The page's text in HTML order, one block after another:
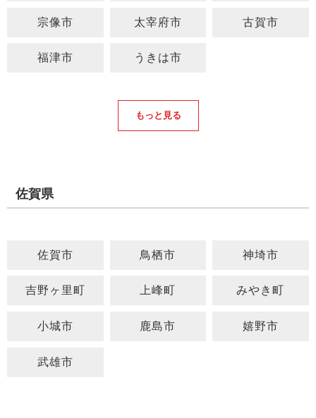
宗像市 太宰府市 古賀市
福津市 うきは市
もっと見る
佐賀県
佐賀市 鳥栖市 神埼市
吉野ヶ里町 上峰町 みやき町
小城市 鹿島市 嬉野市
武雄市